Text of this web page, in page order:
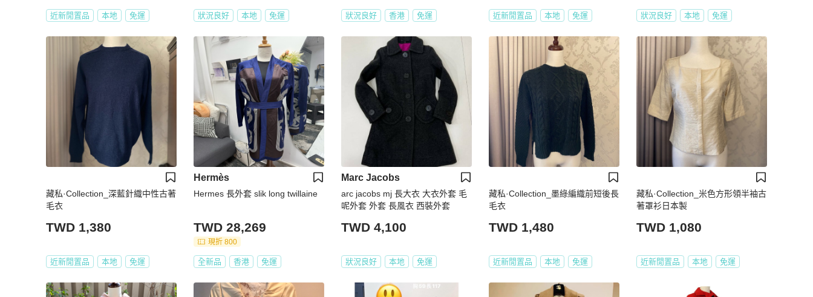
近新閒置品 本地 免運 狀況良好 本地 免運 狀況良好 香港 免運 近新閒置品 本地 免運 狀況良好 本地 免運
藏私·Collection_深藍針織中性古著
毛衣
TWD 1,380
近新閒置品 本地 免運
Hermès
Hermes 長外套 slik long twillaine
TWD 28,269
現折 800
全新品 香港 免運
Marc Jacobs
arc jacobs mj 長大衣 大衣外套 毛
呢外套 外套 長風衣 西裝外套
TWD 4,100
狀況良好 本地 免運
藏私·Collection_墨綠編織前短後長
毛衣
TWD 1,480
近新閒置品 本地 免運
藏私·Collection_米色方形領半袖古
著罩衫日本製
TWD 1,080
近新閒置品 本地 免運